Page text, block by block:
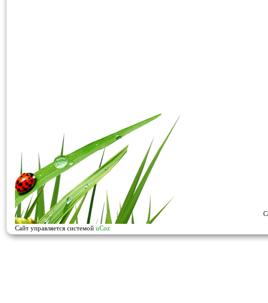
Сайт управляется системой uCoz